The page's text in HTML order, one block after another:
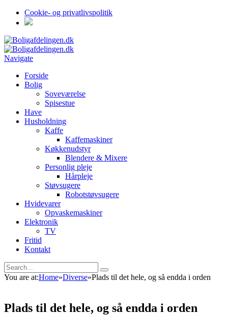
Cookie- og privatlivspolitik
Navigate
Forside
Bolig
Soveværelse
Spisestue
Have
Husholdning
Kaffe
Kaffemaskiner
Køkkenudstyr
Blendere & Mixere
Personlig pleje
Hårpleje
Støvsugere
Robotstøvsugere
Hvidevarer
Opvaskemaskiner
Elektronik
TV
Fritid
Kontakt
You are at:Home»Diverse»Plads til det hele, og så endda i orden
Plads til det hele, og så endda i orden